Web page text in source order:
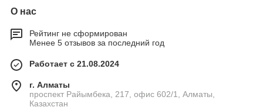
О нас
Рейтинг не сформирован
Менее 5 отзывов за последний год
Работает с 21.08.2024
г. Алматы
проспект Райымбека, 217, офис 602/1, Алматы,
Казахстан